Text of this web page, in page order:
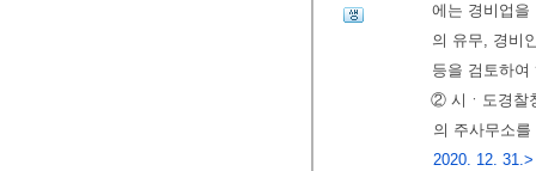
에는 경비업
의 유무, 경비
등을 검토하
② 시ㆍ도경찰
의 주사무소
2020. 12. 31.>